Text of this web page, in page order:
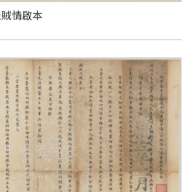
情啟本